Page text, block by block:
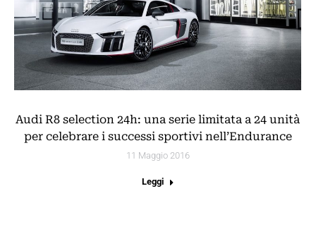
Audi R8 selection 24h: una serie limitata a 24 unità
per celebrare i successi sportivi nell’Endurance
11 Maggio 2016
Leggi